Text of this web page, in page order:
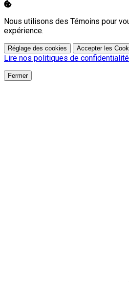
Nous utilisons des Témoins pour
expérience.
Réglage des cookies Accepter les
Lire nos politiques de confidentialité
Fermer